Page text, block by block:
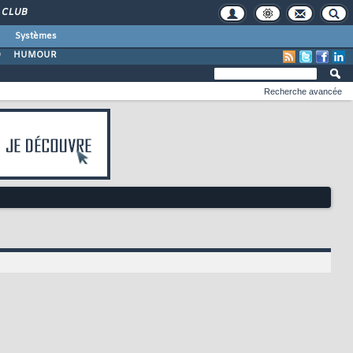
CLUB
Systèmes
HUMOUR
Recherche avancée